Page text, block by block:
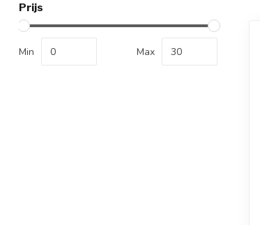
Prijs
Min Max